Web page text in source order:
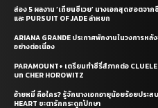
ส่อง 5 ผลงาน ‘เถียนซีเวย’ นางเอกสุดฮอตจา
และ PURSUIT OF JADE ล่าหยก
ARIANA GRANDE ประกาศพักงานในวงการห
อย่างต่อเนื่อง
PARAMOUNT+ เตรียมทำซีรี่ส์ภาคต่อ
บท CHER HOROWITZ
อ้ายหมี่ คือใคร? รู้จักนางเอกอายุน้อยร้อยประส
HEART ชะตารักกระดูกปักษา